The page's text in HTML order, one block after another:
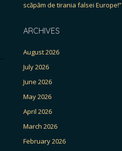
scăpăm de tirania falsei Europe!”
ARCHIVES
August 2026
July 2026
June 2026
May 2026
April 2026
March 2026
February 2026